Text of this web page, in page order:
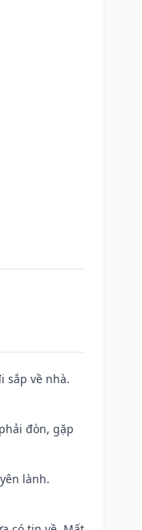
sắp về nhà.
đòn, gặp
lành.